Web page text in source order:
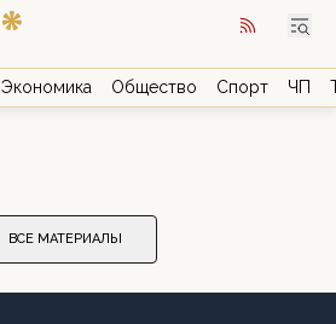
Экономика Общество Спорт ЧП
ВСЕ МАТЕРИАЛЫ